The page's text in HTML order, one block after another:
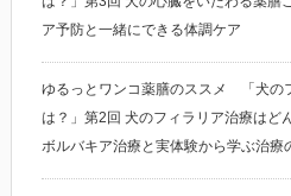
ア予防と一緒にできる体調ケア
ゆるっとワンコ薬膳のススメ 「犬の
は？」第2回 犬のフィラリア治療はど
ボルバキア治療と実体験から学ぶ治療